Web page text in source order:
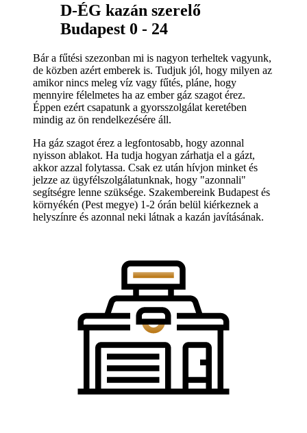
D-ÉG kazán szerelő
Budapest 0 - 24
Bár a fűtési szezonban mi is nagyon terheltek vagyunk,
de közben azért emberek is. Tudjuk jól, hogy milyen az
amikor nincs meleg víz vagy fűtés, pláne, hogy
mennyire félelmetes ha az ember gáz szagot érez.
Éppen ezért csapatunk a gyorsszolgálat keretében
mindig az ön rendelkezésére áll.
Ha gáz szagot érez a legfontosabb, hogy azonnal
nyisson ablakot. Ha tudja hogyan zárhatja el a gázt,
akkor azzal folytassa. Csak ez után hívjon minket és
jelzze az ügyfélszolgálatunknak, hogy "azonnali"
segítségre lenne szüksége. Szakembereink Budapest és
környékén (Pest megye) 1-2 órán belül kiérkeznek a
helyszínre és azonnal neki látnak a kazán javításának.